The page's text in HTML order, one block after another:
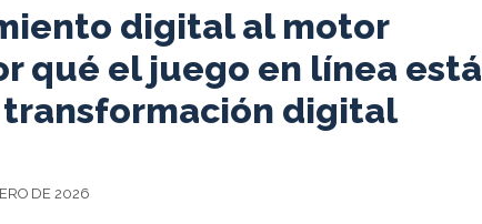
digital al motor
qué el juego en línea está
digital
DE 2026